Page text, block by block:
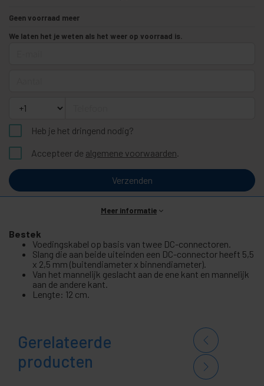
Geen voorraad meer
We laten het je weten als het weer op voorraad is.
Heb je het dringend nodig?
Accepteer de algemene voorwaarden.
Verzenden
Meer informatie
Bestek
Voedingskabel op basis van twee DC-connectoren.
Slang die aan beide uiteinden een DC-connector heeft 5,5
x 2,5 mm (buitendiameter x binnendiameter).
Van het mannelijk geslacht aan de ene kant en mannelijk
aan de andere kant.
Lengte: 12 cm.
Gerelateerde
producten